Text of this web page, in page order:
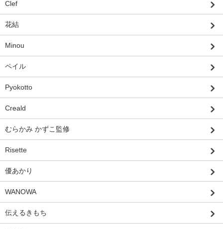
Clef
花結
Minou
ペイル
Pyokotto
Creald
むらかみ かずこ監修
Risette
優あかり
WANOWA
伝えるきもち